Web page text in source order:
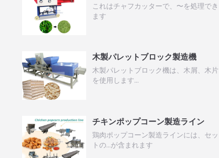
これはチャフカッターで、〜を処理でき
ます
木製パレットブロック製造機
木製パレットブロック機は、木屑、木片
を使用します…
チキンポップコーン製造ライン
鶏肉ポップコーン製造ラインには、セッ
トの…が含まれます